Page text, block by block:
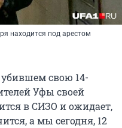
находится под арестом
убившем свою 14-
Уфы своей
в СИЗО и ожидает,
а мы сегодня, 12